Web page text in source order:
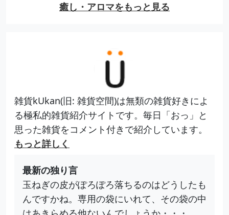
癒し・アロマをもっと見る
雑貨kUkan(旧: 雑貨空間)は無類の雑貨好きによ
る極私的雑貨紹介サイトです。毎日「おっ」と
思った雑貨をコメント付きで紹介しています。
もっと詳しく
最新の独り言
玉ねぎの皮がぽろぽろ落ちるのはどうしたも
んですかね。専用の袋にいれて、その袋の中